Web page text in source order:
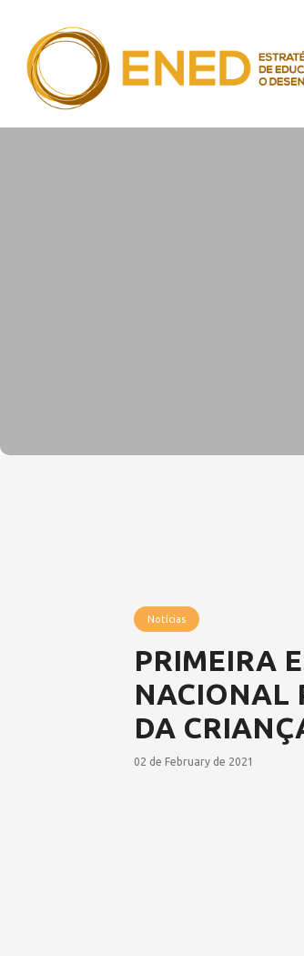
Notícias
PRIMEIRA
NACIONAL
DA
02 de February de 2021